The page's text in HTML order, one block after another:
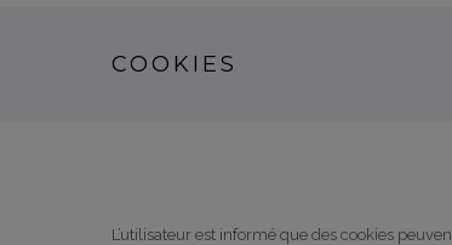
COOKIES
L’utilisateur est informé que des cookies